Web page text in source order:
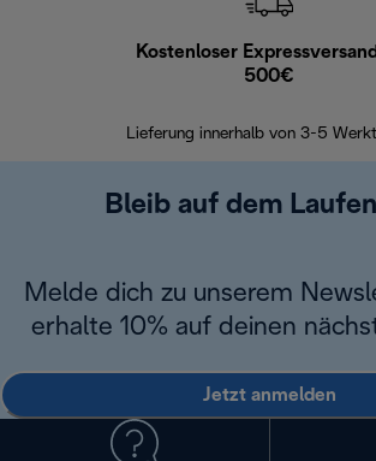
Kostenloser
500€
Lieferung innerhalb von 3-5
Bleib auf dem
Melde dich zu unserem
erhalte 10% auf deinen
Jetzt anmelden